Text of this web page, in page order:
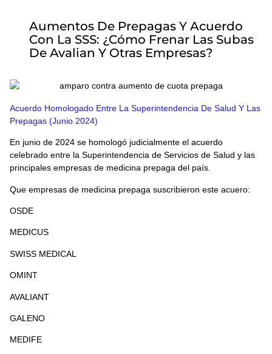
Aumentos De Prepagas Y Acuerdo
Con La SSS: ¿Cómo Frenar Las Subas
De Avalian Y Otras Empresas?
Acuerdo Homologado Entre La Superintendencia De Salud Y Las
Prepagas (junio 2024)
En junio de 2024 se homologó judicialmente el acuerdo
celebrado entre la Superintendencia de Servicios de Salud y las
principales empresas de medicina prepaga del país.
Que empresas de medicina prepaga suscribieron este acuero:
OSDE
MEDICUS
SWISS MEDICAL
OMINT
AVALIANT
GALENO
MEDIFE